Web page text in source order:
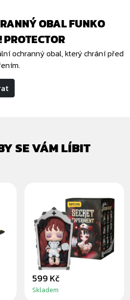
OBAL FUNKO
PROTECTOR
ochranný obal, který chrání před
SE VÁM LÍBIT
LILITH SECRET
EXPERIMENT
BLINDBOX
599 Kč
Skladem